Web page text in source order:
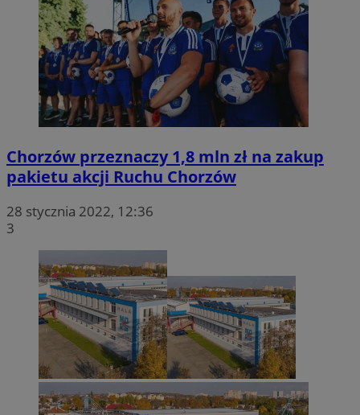
Chorzów przeznaczy 1,8 mln zł na zakup
pakietu akcji Ruchu Chorzów
28 stycznia 2022, 12:36
3